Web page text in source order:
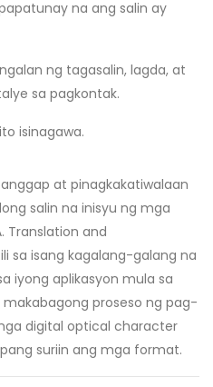
na ang salin ay
ng tagasalin, lagda, at
sa pagkontak.
isinagawa.
at pinagkakatiwalaan
salin na inisyu ng mga
Translation and
sa isang kagalang-galang na
iyong aplikasyon mula sa
proseso ng pag-
digital optical character
suriin ang mga format.